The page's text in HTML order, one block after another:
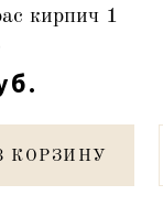
кирпич 1
КОРЗИНУ